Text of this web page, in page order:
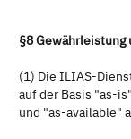
§8 Gewährleistung
(1) Die ILIAS-
auf der Basis "as-is"
und "as-available"